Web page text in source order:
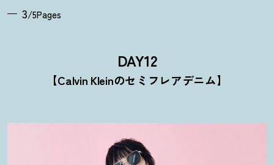
3/5Pages
DAY12
【Calvin Kleinのセミフレアデニム】